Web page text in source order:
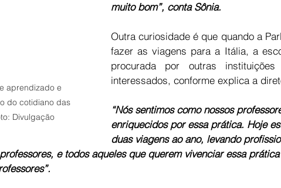
aprendizado e
do cotidiano das
Divulgação
muito bom”, conta Sônia.
Outra curiosidade é que quando a
fazer as viagens para a Itália, a
procurada por outras
interessados, conforme explica a
“Nós sentimos como nossos
enriquecidos por essa prática. Hoje
duas viagens ao ano, levando
e todos aqueles que querem vivenciar essa